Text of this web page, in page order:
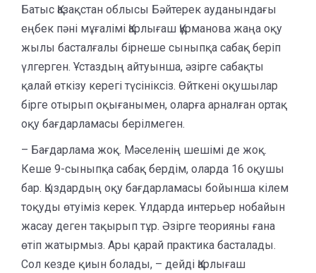
Батыс Қазақстан облысы Бәйтерек ауданындағы
еңбек пәні мұғалімі Қарлығаш Құрманова жаңа оқу
жылы басталғалы бірнеше сыныпқа сабақ беріп
үлгерген. Ұстаздың айтуынша, әзірге сабақты
қалай өткізу керегі түсініксіз. Өйткені оқушылар
бірге отырып оқығанымен, оларға арналған ортақ
оқу бағдарламасы берілмеген.
– Бағдарлама жоқ. Мәселенің шешімі де жоқ.
Кеше 9-сыныпқа сабақ бердім, оларда 16 оқушы
бар. Қыздардың оқу бағдарламасы бойынша кілем
тоқуды өтуіміз керек. Ұлдарда интерьер нобайын
жасау деген тақырып тұр. Әзірге теорияны ғана
өтіп жатырмыз. Ары қарай практика басталады.
Сол кезде қиын болады, – дейді Қарлығаш